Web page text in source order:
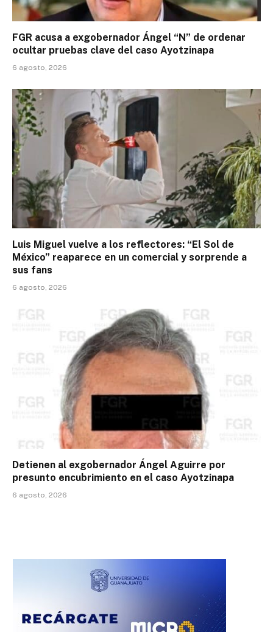
FGR acusa a exgobernador Ángel “N” de ordenar
ocultar pruebas clave del caso Ayotzinapa
6 agosto, 2026
Luis Miguel vuelve a los reflectores: “El Sol de
México” reaparece en un comercial y sorprende a
sus fans
6 agosto, 2026
Detienen al exgobernador Ángel Aguirre por
presunto encubrimiento en el caso Ayotzinapa
6 agosto, 2026